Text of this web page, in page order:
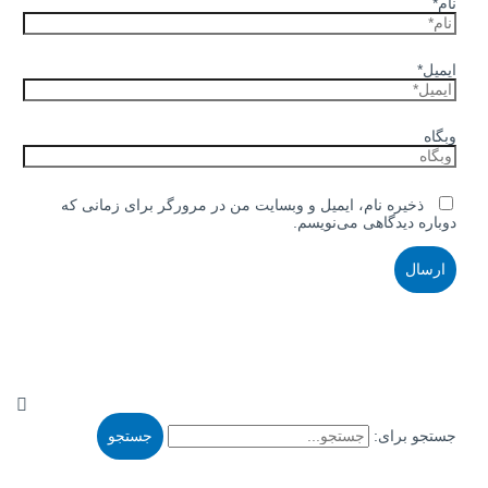
نام*
ایمیل*
وبگاه
ذخیره نام، ایمیل و وبسایت من در مرورگر برای زمانی که
دوباره دیدگاهی می‌نویسم.
جستجو برای: